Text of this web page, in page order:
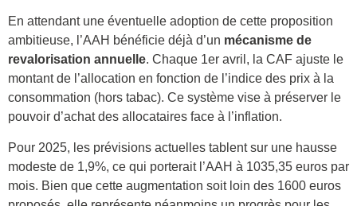
En attendant une éventuelle adoption de cette proposition
ambitieuse, l’AAH bénéficie déjà d’un mécanisme de
revalorisation annuelle. Chaque 1er avril, la CAF ajuste le
montant de l’allocation en fonction de l’indice des prix à la
consommation (hors tabac). Ce système vise à préserver le
pouvoir d’achat des allocataires face à l’inflation.
Pour 2025, les prévisions actuelles tablent sur une hausse
modeste de 1,9%, ce qui porterait l’AAH à 1035,35 euros par
mois. Bien que cette augmentation soit loin des 1600 euros